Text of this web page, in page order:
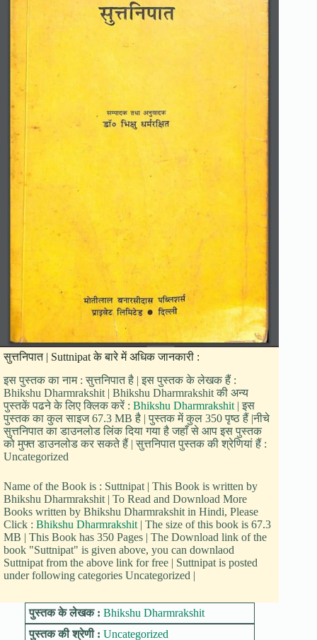
सुत्तनिपात | Suttnipat के बारे में अधिक जानकारी :
इस पुस्तक का नाम : सुत्तनिपात है | इस पुस्तक के लेखक हैं :
Bhikshu Dharmrakshit | Bhikshu Dharmrakshit की अन्य
पुस्तकें पढने के लिए क्लिक करें : Bhikshu Dharmrakshit | इस
पुस्तक का कुल साइज 67.3 MB है | पुस्तक में कुल 350 पृष्ठ हैं |नीचे
सुत्तनिपात का डाउनलोड लिंक दिया गया है जहाँ से आप इस पुस्तक
को मुफ्त डाउनलोड कर सकते हैं | सुत्तनिपात पुस्तक की श्रेणियां हैं :
Uncategorized
Name of the Book is : Suttnipat | This Book is written by
Bhikshu Dharmrakshit | To Read and Download More
Books written by Bhikshu Dharmrakshit in Hindi, Please
Click : Bhikshu Dharmrakshit | The size of this book is 67.3
MB | This Book has 350 Pages | The Download link of the
book "Suttnipat" is given above, you can downlaod
Suttnipat from the above link for free | Suttnipat is posted
under following categories Uncategorized |
पुस्तक के लेखक : Bhikshu Dharmrakshit
पुस्तक की श्रेणी : Uncategorized